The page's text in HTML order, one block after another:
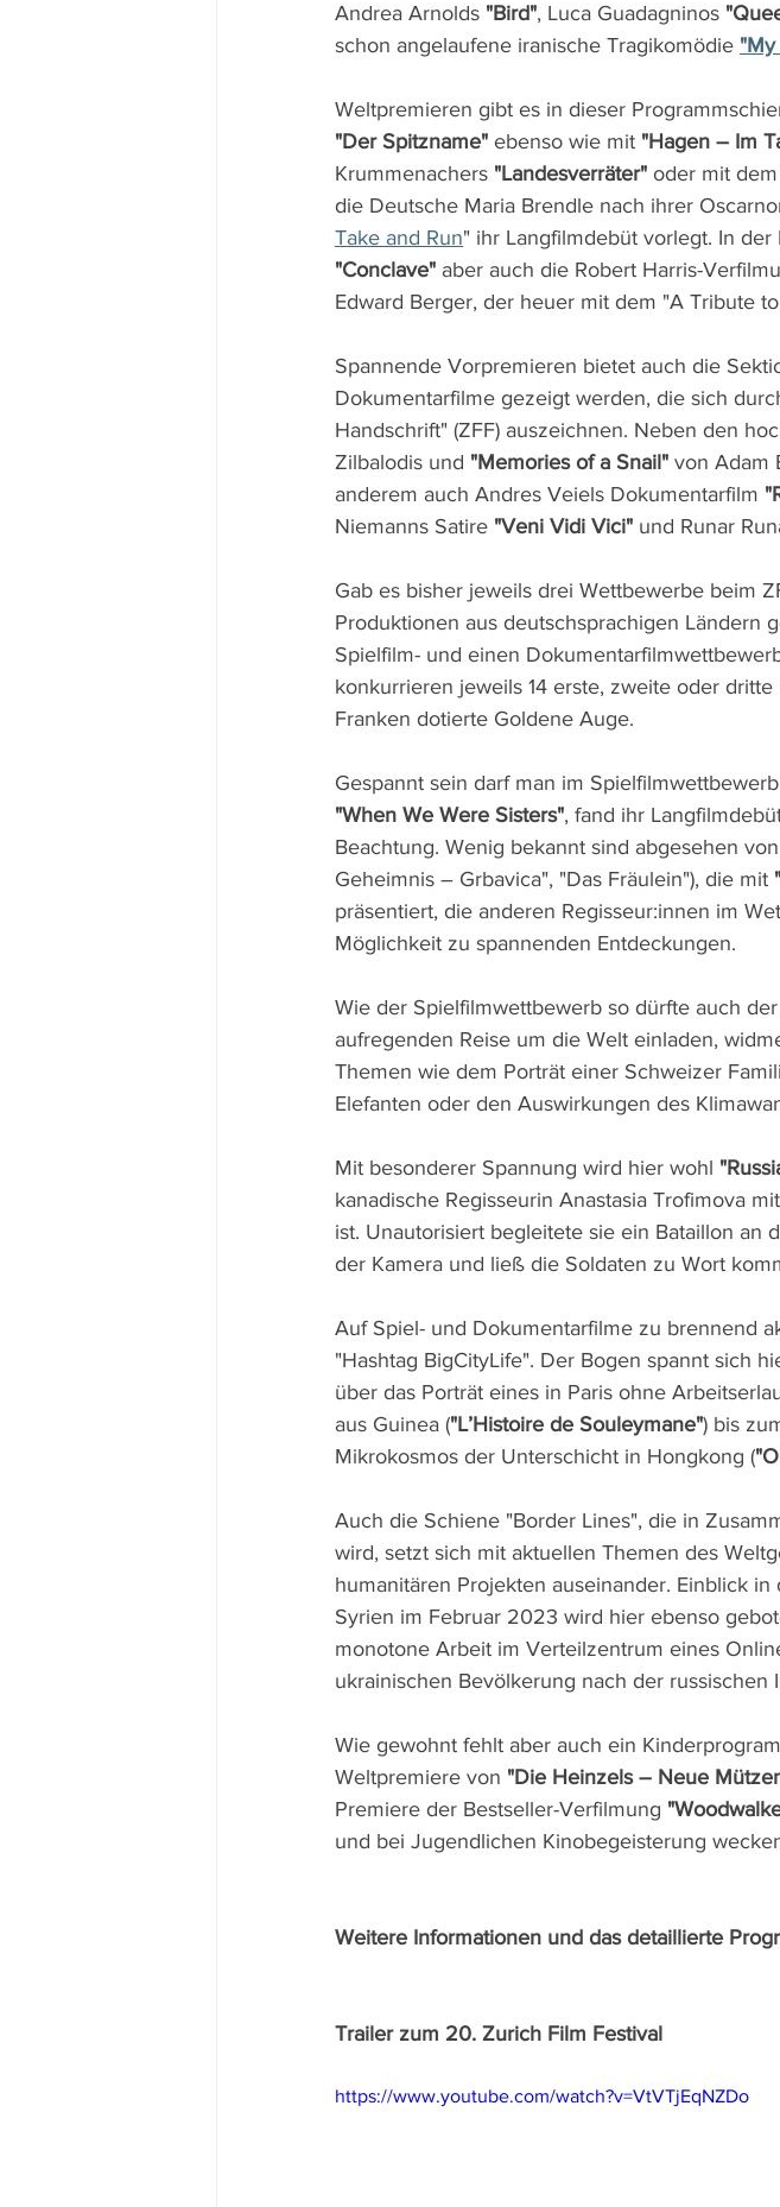
Andrea Arnolds "Bird", Luca Guadagninos
schon angelaufene iranische Tragikomödie
Weltpremieren gibt es in dieser
"Der Spitzname" ebenso wie mit "Hagen – Im
Krummenachers "Landesverräter" oder mit
die Deutsche Maria Brendle nach ihrer
Take and Run" ihr Langfilmdebüt vorlegt. In
"Conclave" aber auch die Robert Harris-
Edward Berger, der heuer mit dem "A Tribute
Spannende Vorpremieren bietet auch die
Dokumentarfilme gezeigt werden, die sich
Handschrift" (ZFF) auszeichnen. Neben den
Zilbalodis und "Memories of a Snail" von Adam
anderem auch Andres Veiels Dokumentarfilm
Niemanns Satire "Veni Vidi Vici" und Runar
Gab es bisher jeweils drei Wettbewerbe beim
Produktionen aus deutschsprachigen Ländern
Spielfilm- und einen
konkurrieren jeweils 14 erste, zweite oder
Franken dotierte Goldene Auge.
Gespannt sein darf man im
"When We Were Sisters", fand ihr
Beachtung. Wenig bekannt sind abgesehen
Geheimnis – Grbavica", "Das Fräulein"), die mit
präsentiert, die anderen Regisseur:innen im
Möglichkeit zu spannenden Entdeckungen.
Wie der Spielfilmwettbewerb so dürfte auch
aufregenden Reise um die Welt einladen,
Themen wie dem Porträt einer Schweizer
Elefanten oder den Auswirkungen des
Mit besonderer Spannung wird hier wohl
kanadische Regisseurin Anastasia Trofimova
ist. Unautorisiert begleitete sie ein Bataillon
der Kamera und ließ die Soldaten zu Wort
Auf Spiel- und Dokumentarfilme zu brennend
"Hashtag BigCityLife". Der Bogen spannt sich
über das Porträt eines in Paris ohne
aus Guinea ("L’Histoire de Souleymane") bis
Mikrokosmos der Unterschicht in Hongkong (
Auch die Schiene "Border Lines", die in
wird, setzt sich mit aktuellen Themen des
humanitären Projekten auseinander. Einblick
Syrien im Februar 2023 wird hier ebenso
monotone Arbeit im Verteilzentrum eines
ukrainischen Bevölkerung nach der russischen
Wie gewohnt fehlt aber auch ein
Weltpremiere von "Die Heinzels – Neue
Premiere der Bestseller-Verfilmung
und bei Jugendlichen Kinobegeisterung
Weitere Informationen und das detaillierte
Trailer zum 20. Zurich Film Festival
https://www.youtube.com/watch?v=VtVTjEqNZDo